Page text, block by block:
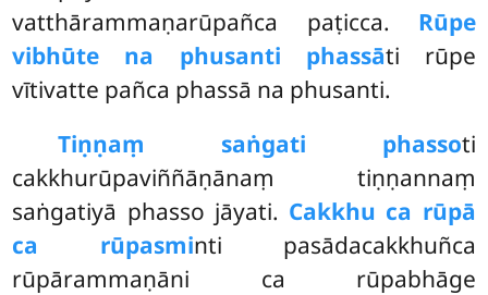
vatthārammaṇarūpañca paṭicca. Rūpe
vibhūte na phusanti phassāti rūpe
vītivatte pañca phassā na phusanti.
Tiṇṇaṃ saṅgati phassoti
cakkhurūpaviññāṇānaṃ tiṇṇannaṃ
saṅgatiyā phasso jāyati. Cakkhu ca rūpā
ca rūpasminti pasādacakkhuñca
rūpārammaṇāni ca rūpabhāge